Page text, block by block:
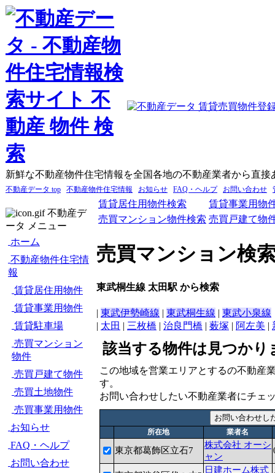
新鮮な不動産物件住宅情報を全国各地の不動産業者から直接
不動産データ top 不動産物件住宅情報 お知らせ FAQ・ヘルプ お問い合わせ
不動産デ
ータ メニュー
ホーム
不動産物件住宅情
報
賃貸居住用物件
賃貸事業用物件
賃貸駐車場
売買マンション
物件
売買戸建て物件
売買土地物件
売買事業用物件
お知らせ
FAQ・ヘルプ
お問い合わせ
賃貸居住用物件検索
賃貸事業用物
売買マンション物件検索 売買戸建て物
売買マンション検
東武桐生線 太田駅 から検索
| 東武伊勢崎線 | 東武桐生線 | 東武小泉線
| 太田 | 三枚橋 | 治良門橋 | 薮塚 | 阿左美 |
該当する物件は見つかり
この地域を営業エリアとするの不動産
す。
お問い合わせしたい不動産業者にチェ
所在地 業者名
東京都葛飾区立石7
株式会社 オーシ
ャン
日建ホーム株式